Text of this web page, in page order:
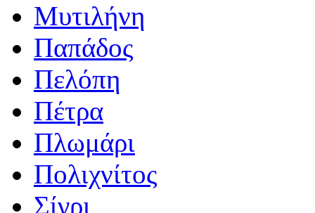
Μυτιλήνη
Παπάδος
Πελόπη
Πέτρα
Πλωμάρι
Πολιχνίτος
Σίγρι